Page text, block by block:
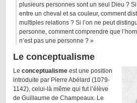
plusieurs personnes sont un seul Dieu ?
entre un cheval et sa couleur, comment
multiples relations ? Si l’on ne peut
personne, comment comprendre que
n’est pas une personne ? »
Le conceptualisme
Le conceptualisme est une position
introduite par Pierre Abélard (1079-
1142), celui-là même qui fut l’élève
de Guillaume de Champeaux. Le